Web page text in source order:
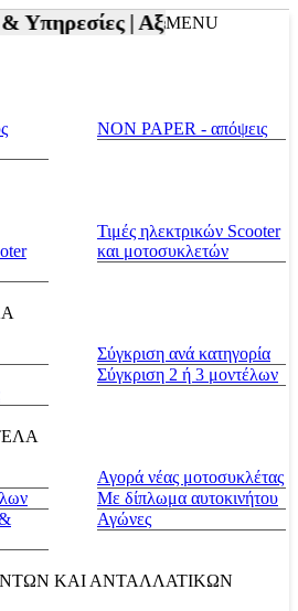
|Αξεσουάρ
MENU
NON PAPER - απόψεις
Τιμές ηλεκτρικών Scooter
και μοτοσυκλετών
Σύγκριση ανά κατηγορία
Σύγκριση 2 ή 3 μοντέλων
Αγορά νέας μοτοσυκλέτας
Με δίπλωμα αυτοκινήτου
Αγώνες
ΚΑΙ ΑΝΤΑΛΛΑΤΙΚΩΝ